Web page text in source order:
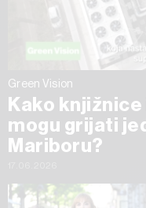
Green Vision
Kako
mogu grijati
Mariboru?